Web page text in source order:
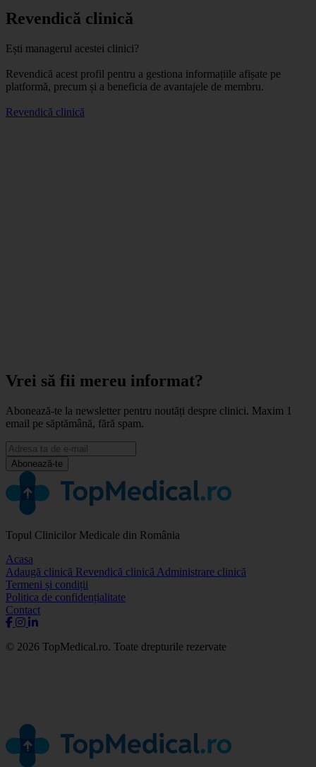
Revendică clinică
Ești managerul acestei clinici?
Revendică acest profil pentru a gestiona informațiile afișate pe
platformă, precum și a beneficia de avantajele de membru.
Revendică clinică
Vrei să fii mereu informat?
Abonează-te la newsletter pentru noutăți despre clinici. Maxim 1
email pe săptămână, fără spam.
Abonează-te
Topul Clinicilor Medicale din România
Acasa
Adaugă clinică Revendică clinică Administrare clinică
Termeni și condiții
Politica de confidențialitate
Contact
© 2026 TopMedical.ro. Toate drepturile rezervate